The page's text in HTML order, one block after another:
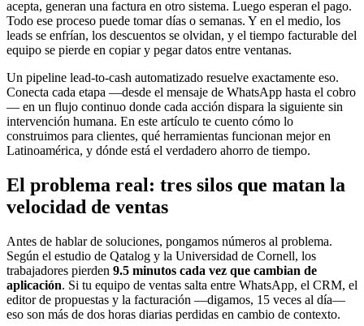
acepta, generan una factura en otro sistema. Luego esperan el pago.
Todo ese proceso puede tomar días o semanas. Y en el medio, los
leads se enfrían, los descuentos se olvidan, y el tiempo facturable del
equipo se pierde en copiar y pegar datos entre ventanas.
Un pipeline lead-to-cash automatizado resuelve exactamente eso.
Conecta cada etapa —desde el mensaje de WhatsApp hasta el cobro
— en un flujo continuo donde cada acción dispara la siguiente sin
intervención humana. En este artículo te cuento cómo lo
construimos para clientes, qué herramientas funcionan mejor en
Latinoamérica, y dónde está el verdadero ahorro de tiempo.
El problema real: tres silos que matan la
velocidad de ventas
Antes de hablar de soluciones, pongamos números al problema.
Según el estudio de Qatalog y la Universidad de Cornell, los
trabajadores pierden 9.5 minutos cada vez que cambian de
aplicación. Si tu equipo de ventas salta entre WhatsApp, el CRM, el
editor de propuestas y la facturación —digamos, 15 veces al día—
eso son más de dos horas diarias perdidas en cambio de contexto.